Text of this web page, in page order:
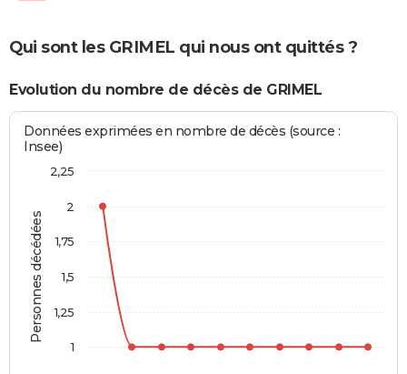
Qui sont les GRIMEL qui nous ont quittés ?
Evolution du nombre de décès de GRIMEL
Personnes décédées
Données exprimées en nombre de décès (source :
Insee)
1
1,25
1,5
1,75
2
2,25